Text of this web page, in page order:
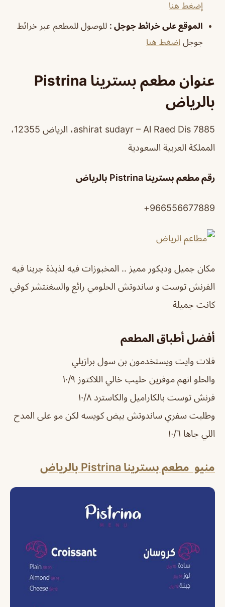
إضغط هنا
الموقع على خرائط جوجل : للوصول للمطعم عبر خرائط
جوجل اضغط هنا
عنوان مطعم بسترينا Pistrina
بالرياض
7885 ashirat sudayr – Al Raed Dis، الرياض 12355،
المملكة العربية السعودية
رقم مطعم بسترينا Pistrina بالرياض
966556677889+
مكان جميل وديكور مميز .. المخبوزات فيه لذيذة جربنا فيه
الفرنش توست و ساندوتش الحلومي رائع والسغنتشر كوفي
كانت جميلة
أفضل أطباق المطعم
فلات وايت ويستخدمون بن سول برازيلي
والحلو انهم موفرين حليب خالي اللاكتوز ١٠/٩
فرنش توست بالكاراميل والكاسترد ١٠/٨
وطلبت سفري ساندوتش بيض كويسه لكن مو على المدح
اللي جاها ١٠/٦
منيو مطعم بسترينا Pistrina بالرياض